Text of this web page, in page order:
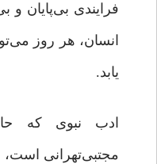
فرایندی بی‌پایان
انسان، هر روز
یابد.
ادب نبوی که
مجتبی‌تهرانی است،